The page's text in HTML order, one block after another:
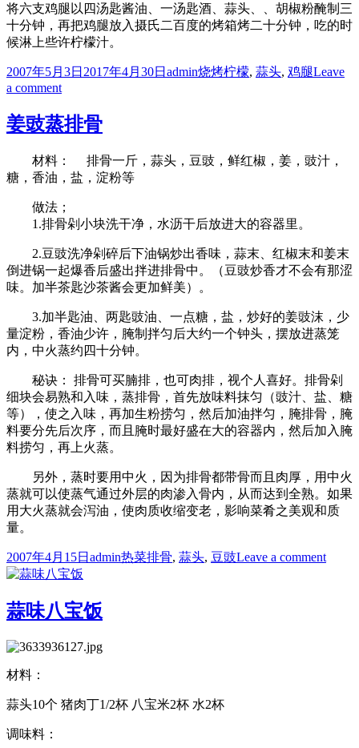
将六支鸡腿以四汤匙酱油、一汤匙酒、蒜头、、胡椒粉醃制三
十分钟，再把鸡腿放入摄氏二百度的烤箱烤二十分钟，吃的时
候淋上些许柠檬汁。
Posted
on
2007年5月3日 2017年4月30日 Author
adminCategories
烧烤Tags
柠檬, 蒜头, 鸡腿Leave
a commenton
家
平
(烤
鸡
腿)
姜豉蒸排骨
材料： 排骨一斤，蒜头，豆豉，鲜红椒，姜，豉汁，
糖，香油，盐，淀粉等
做法；
1.排骨剁小块洗干净，水沥干后放进大的容器里。
2.豆豉洗净剁碎后下油锅炒出香味，蒜末、红椒末和姜末
倒进锅一起爆香后盛出拌进排骨中。（豆豉炒香才不会有那涩
味。加半茶匙沙茶酱会更加鲜美）。
3.加半匙油、两匙豉油、一点糖，盐，炒好的姜豉沫，少
量淀粉，香油少许，腌制拌匀后大约一个钟头，摆放进蒸笼
内，中火蒸约四十分钟。
秘诀： 排骨可买腩排，也可肉排，视个人喜好。排骨剁
细块会易熟和入味，蒸排骨，首先放味料抹匀（豉汁、盐、糖
等），使之入味，再加生粉捞匀，然后加油拌匀，腌排骨，腌
料要分先后次序，而且腌时最好盛在大的容器内，然后加入腌
料捞匀，再上火蒸。
另外，蒸时要用中火，因为排骨都带骨而且肉厚，用中火
蒸就可以使蒸气通过外层的肉渗入骨内，从而达到全熟。如果
用大火蒸就会泻油，使肉质收缩变老，影响菜肴之美观和质
量。
Posted
on
2007年4月15日 Author
adminCategories
热菜Tags
排骨, 蒜头, 豆豉Leave a commenton
蒜味八宝饭
材料：
蒜头10个 猪肉丁1/2杯 八宝米2杯 水2杯
调味料：